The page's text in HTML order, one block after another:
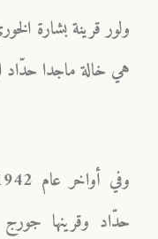
ولور قرينة بشارة
هي خالة ماجدا حدّاد
حدّاد وقرينها